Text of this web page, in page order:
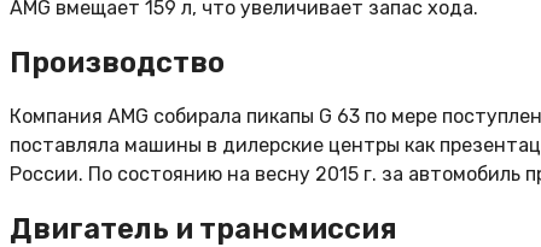
AMG вмещает 159 л, что увеличивает запас хода.
Производство
Компания AMG собирала пикапы G 63 по мере
поставляла машины в дилерские центры как
России. По состоянию на весну 2015 г. за автомобиль
Двигатель и трансмиссия